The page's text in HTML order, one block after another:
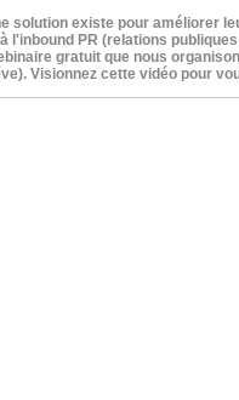
solution existe pour améliorer
l'inbound PR (relations
gratuit que nous
Visionnez cette vidéo pour